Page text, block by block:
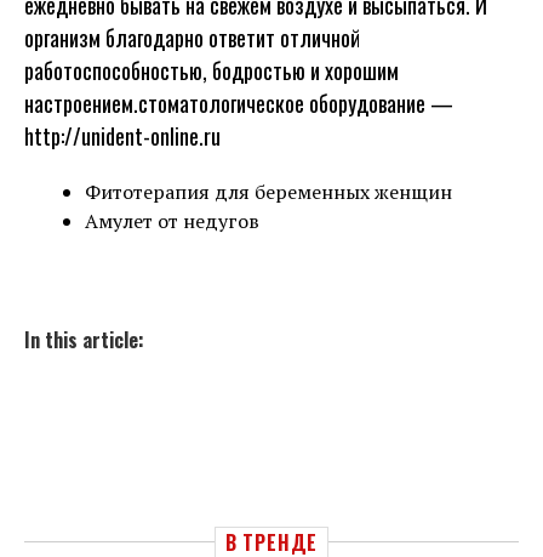
организм благодарно ответит отличной
работоспособностью, бодростью и хорошим
настроением.стоматологическое оборудование —
http://unident-online.ru
Фитотерапия для беременных женщин
Амулет от недугов
In this article:
В ТРЕНДЕ